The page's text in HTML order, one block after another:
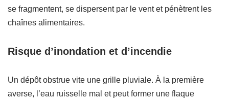
se fragmentent, se dispersent par le vent et pénètrent les
chaînes alimentaires.
Risque d’inondation et d’incendie
Un dépôt obstrue vite une grille pluviale. À la première
averse, l’eau ruisselle mal et peut former une flaque